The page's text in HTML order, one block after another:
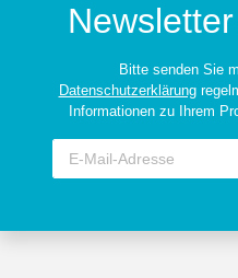
Bitte senden Sie
Datenschutzerklärung
Informationen zu Ihrem